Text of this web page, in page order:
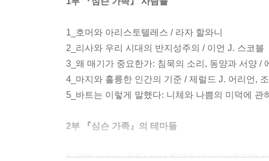
1_호머와 아리스토텔레스 / 라자 할와니
2_리사와 우리 시대의 반지성주의 / 이언 J. 스코블
3_왜 매기가 중요한가: 침묵의 소리, 동양과 서양 /
4_마지와 훌륭한 인간의 기준 / 제럴드 J. 어리언,
5_바트는 이렇게 말했다: 니체와 나쁨의 미덕에 관
2부 『심슨 가족』의 테마들
6_알면 보이는 것들: 사상 최악의 에세이 / 윌리엄